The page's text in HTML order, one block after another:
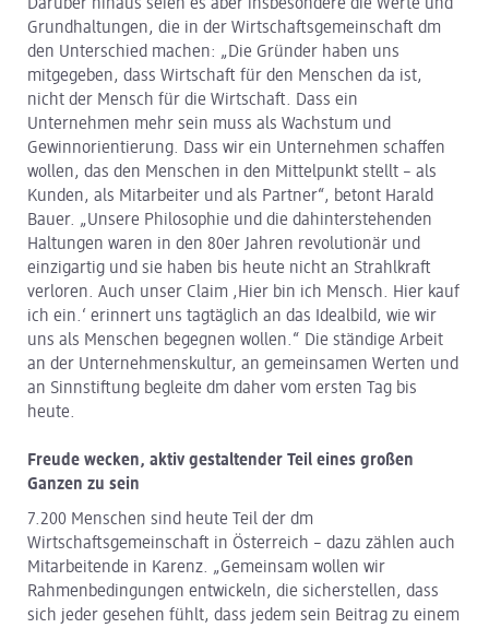
Darüber hinaus seien es aber insbesondere die Werte und
Grundhaltungen, die in der Wirtschaftsgemeinschaft dm
den Unterschied machen: „Die Gründer haben uns
mitgegeben, dass Wirtschaft für den Menschen da ist,
nicht der Mensch für die Wirtschaft. Dass ein
Unternehmen mehr sein muss als Wachstum und
Gewinnorientierung. Dass wir ein Unternehmen schaffen
wollen, das den Menschen in den Mittelpunkt stellt – als
Kunden, als Mitarbeiter und als Partner“, betont Harald
Bauer. „Unsere Philosophie und die dahinterstehenden
Haltungen waren in den 80er Jahren revolutionär und
einzigartig und sie haben bis heute nicht an Strahlkraft
verloren. Auch unser Claim ,Hier bin ich Mensch. Hier kauf
ich ein.‘ erinnert uns tagtäglich an das Idealbild, wie wir
uns als Menschen begegnen wollen.“ Die ständige Arbeit
an der Unternehmenskultur, an gemeinsamen Werten und
an Sinnstiftung begleite dm daher vom ersten Tag bis
heute.
Freude wecken, aktiv gestaltender Teil eines großen
Ganzen zu sein
7.200 Menschen sind heute Teil der dm
Wirtschaftsgemeinschaft in Österreich – dazu zählen auch
Mitarbeitende in Karenz. „Gemeinsam wollen wir
Rahmenbedingungen entwickeln, die sicherstellen, dass
sich jeder gesehen fühlt, dass jedem sein Beitrag zu einem